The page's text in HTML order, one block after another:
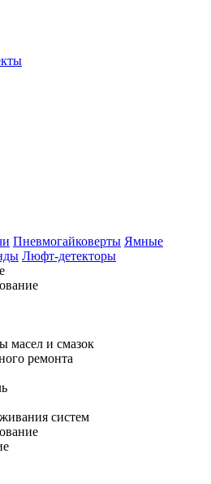
Пневмогайковерты Ямные
Люфт-детекторы
масел и смазок
ремонта
систем